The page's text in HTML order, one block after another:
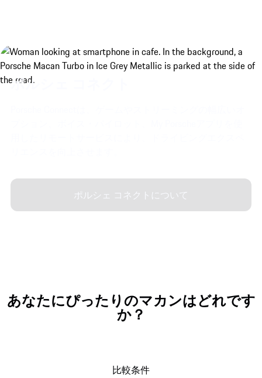
ポルシェ コネクト
ポルシェ コネクトについて
あなたにぴったりのマカンはどれです
か？
比較条件